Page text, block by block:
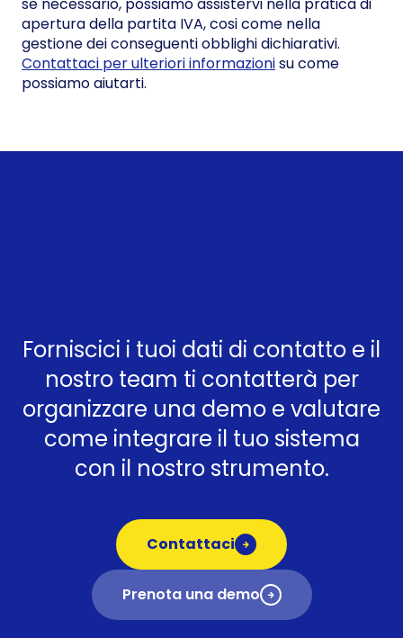
apertura della partita IVA, cosi come nella
gestione dei conseguenti obblighi dichiarativi.
Contattaci per ulteriori informazionisu come
possiamo aiutarti.
Forniscici i tuoi dati di contatto e il
nostro team ti contatterà per
organizzare una demo e valutare
come integrare il tuo sistema
con il nostro strumento.
Contattaci
Prenota una demo